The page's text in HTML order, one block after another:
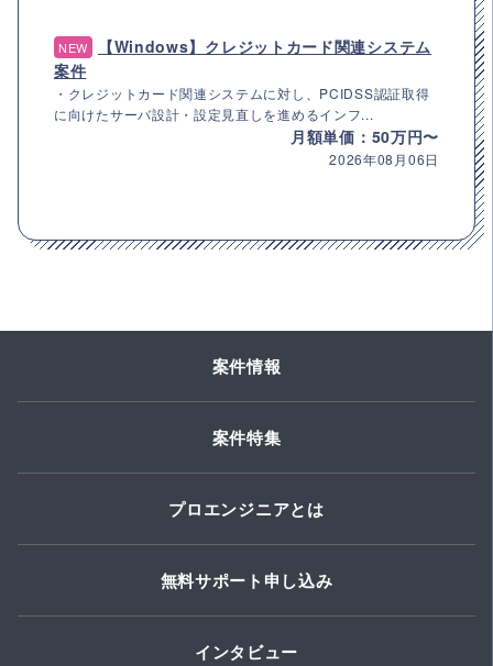
NEW
【Windows】クレジットカード関連システム
案件
・クレジットカード関連システムに対し、PCIDSS認証取得
に向けたサーバ設計・設定見直しを進めるインフ...
月額単価：50万円〜
2026年08月06日
案件情報
案件特集
プロエンジニアとは
無料サポート申し込み
インタビュー